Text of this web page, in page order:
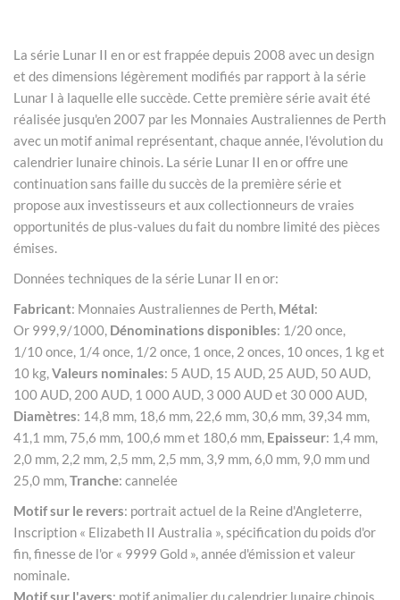
La série Lunar II en or est frappée depuis 2008 avec un design
et des dimensions légèrement modifiés par rapport à la série
Lunar I à laquelle elle succède. Cette première série avait été
réalisée jusqu'en 2007 par les Monnaies Australiennes de Perth
avec un motif animal représentant, chaque année, l'évolution du
calendrier lunaire chinois. La série Lunar II en or offre une
continuation sans faille du succès de la première série et
propose aux investisseurs et aux collectionneurs de vraies
opportunités de plus-values du fait du nombre limité des pièces
émises.
Données techniques de la série Lunar II en or:
Fabricant: Monnaies Australiennes de Perth, Métal:
Or 999,9/1000, Dénominations disponibles: 1/20 once,
1/10 once, 1/4 once, 1/2 once, 1 once, 2 onces, 10 onces, 1 kg et
10 kg,Valeurs nominales: 5 AUD, 15 AUD, 25 AUD, 50 AUD,
100 AUD, 200 AUD, 1 000 AUD, 3 000 AUD et 30 000 AUD,
Diamètres: 14,8 mm, 18,6 mm, 22,6 mm, 30,6 mm, 39,34 mm,
41,1 mm, 75,6 mm, 100,6 mm et 180,6 mm, Epaisseur: 1,4 mm,
2,0 mm, 2,2 mm, 2,5 mm, 2,5 mm, 3,9 mm, 6,0 mm, 9,0 mm und
25,0 mm,Tranche: cannelée
Motif sur le revers: portrait actuel de la Reine d'Angleterre,
Inscription « Elizabeth II Australia », spécification du poids d'or
fin, finesse de l'or « 9999 Gold », année d'émission et valeur
nominale.
Motif sur l'avers: motif animalier du calendrier lunaire chinois,